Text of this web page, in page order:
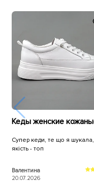
Супер кеди, те що я шукала,
якість - топ
Валентина
20.07.2026